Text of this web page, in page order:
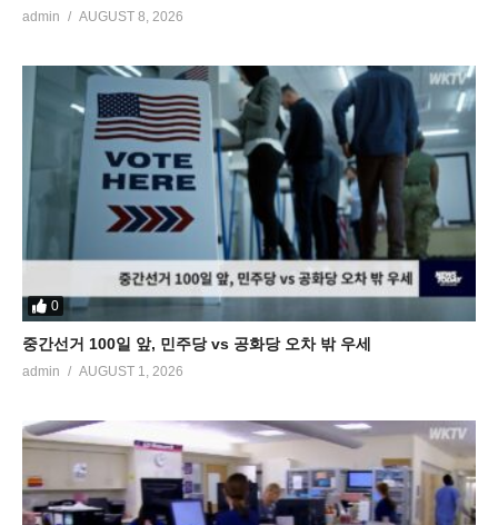
admin AUGUST 8, 2026
0
중간선거 100일 앞, 민주당 vs 공화당 오차 밖 우세
admin AUGUST 1, 2026